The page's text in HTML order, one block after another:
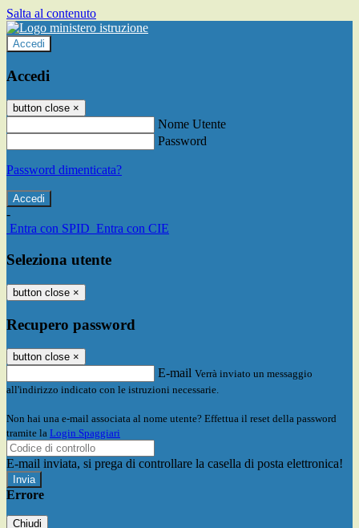
Salta al contenuto
Accedi
Accedi
button close ×
Nome Utente
Password
Password dimenticata?
-
Entra con SPID Entra con CIE
Seleziona utente
button close ×
Recupero password
button close ×
E-mail Verrà inviato un messaggio
all'indirizzo indicato con le istruzioni necessarie.
Non hai una e-mail associata al nome utente? Effettua il reset della password
tramite la Login Spaggiari
E-mail inviata, si prega di controllare la casella di posta elettronica!
Errore
Chiudi